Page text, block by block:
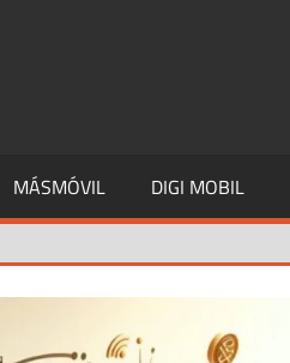
MÁSMÓVIL DIGI MOBIL